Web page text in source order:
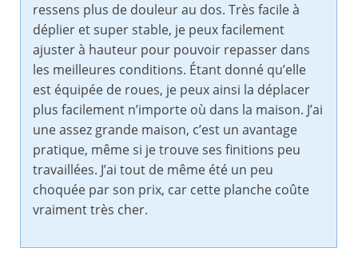
ressens plus de douleur au dos. Très facile à
déplier et super stable, je peux facilement
ajuster à hauteur pour pouvoir repasser dans
les meilleures conditions. Étant donné qu’elle
est équipée de roues, je peux ainsi la déplacer
plus facilement n’importe où dans la maison. J’ai
une assez grande maison, c’est un avantage
pratique, même si je trouve ses finitions peu
travaillées. J’ai tout de même été un peu
choquée par son prix, car cette planche coûte
vraiment très cher.